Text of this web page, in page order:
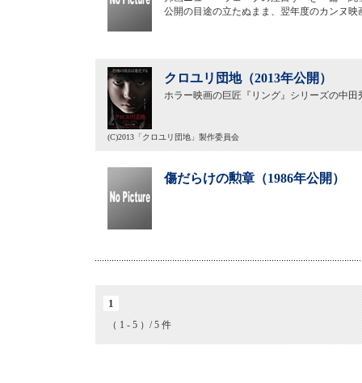
公開の目途の立たぬまま、翌年度のカンヌ
クロユリ団地（2013年公開）
ホラー映画の巨匠『リング』シリーズの中
(C)2013「クロユリ団地」製作委員会
傷だらけの勲章（1986年公開）
1
（ 1 - 5 ）/ 5 件